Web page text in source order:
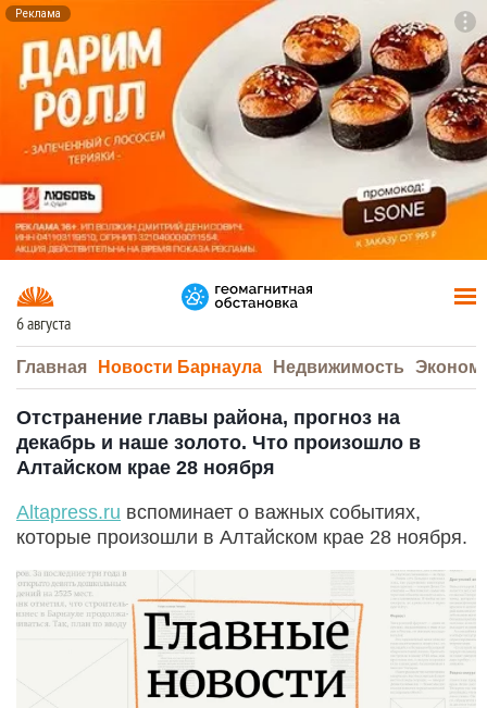
Реклама
6 августа
Главная Новости Барнаула Недвижимость
Отстранение главы района, прогноз на
декабрь и наше золото. Что произошло в
Алтайском крае 28 ноября
Altapress.ru вспоминает о важных событиях,
которые произошли в Алтайском крае 28 ноября.